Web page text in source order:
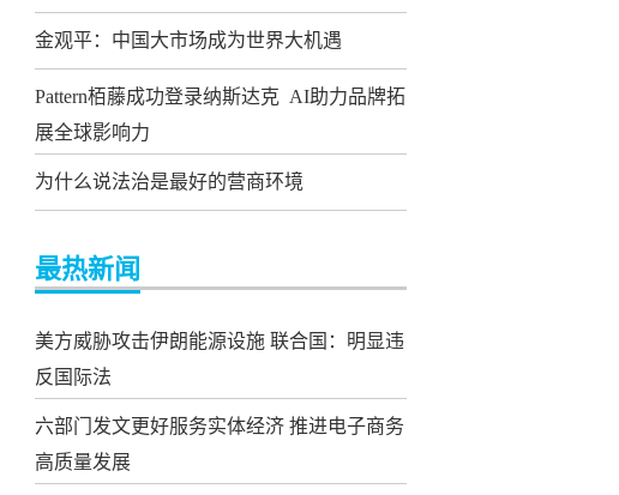
金观平：中国大市场成为世界大机遇
Pattern栢藤成功登录纳斯达克 AI助力品牌拓
展全球影响力
为什么说法治是最好的营商环境
最热新闻
美方威胁攻击伊朗能源设施 联合国：明显违
反国际法
六部门发文更好服务实体经济 推进电子商务
高质量发展